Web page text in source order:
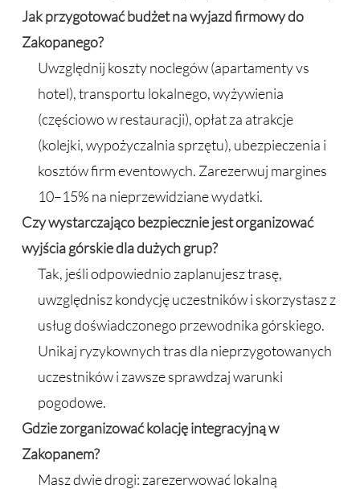
Jak przygotować budżet na wyjazd firmowy do
Zakopanego?
Uwzględnij koszty noclegów (apartamenty vs
hotel), transportu lokalnego, wyżywienia
(częściowo w restauracji), opłat za atrakcje
(kolejki, wypożyczalnia sprzętu), ubezpieczenia i
kosztów firm eventowych. Zarezerwuj margines
10–15% na nieprzewidziane wydatki.
Czy wystarczająco bezpiecznie jest organizować
wyjścia górskie dla dużych grup?
Tak, jeśli odpowiednio zaplanujesz trasę,
uwzględnisz kondycję uczestników i skorzystasz z
usług doświadczonego przewodnika górskiego.
Unikaj ryzykownych tras dla nieprzygotowanych
uczestników i zawsze sprawdzaj warunki
pogodowe.
Gdzie zorganizować kolację integracyjną w
Zakopanem?
Masz dwie drogi: zarezerwować lokalną